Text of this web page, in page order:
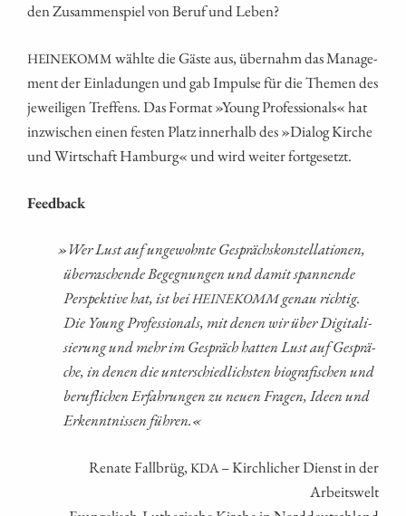
den Zusam­men­spiel von Beruf und Leben?
HEINEKOMM wähl­te die Gäs­te aus, über­nahm das Manage­
ment der Ein­la­dun­gen und gab Impul­se für die The­men des
jewei­li­gen Tref­fens. Das For­mat »Young Pro­fes­sio­nals« hat
inzwi­schen einen fes­ten Platz inner­halb des »Dia­log Kir­che
und Wirt­schaft Ham­burg« und wird wei­ter fortgesetzt.
Feed­back
»Wer Lust auf unge­wohn­te Gesprächs­kon­stel­la­tio­nen,
über­ra­schen­de Begeg­nun­gen und damit span­nen­de
Per­spek­ti­ve hat, ist beiHEINEKOMMgenau rich­tig.
Die Young Pro­fes­sio­nals, mit denen wir über Digi­ta­li­
sie­rung und mehr im Gespräch hat­ten Lust auf Gesprä­
che, in denen die unter­schied­lichs­ten bio­gra­fi­schen und
beruf­li­chen Erfah­run­gen zu neu­en Fra­gen, Ideen und
Erkennt­nis­sen führen.«
Rena­te Fall­brüg, KDA– Kirch­li­cher Dienst in der
Arbeitswelt